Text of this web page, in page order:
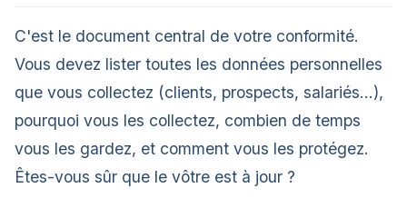
C'est le document central de votre conformité.
Vous devez lister toutes les données personnelles
que vous collectez (clients, prospects, salariés...),
pourquoi vous les collectez, combien de temps
vous les gardez, et comment vous les protégez.
Êtes-vous sûr que le vôtre est à jour ?